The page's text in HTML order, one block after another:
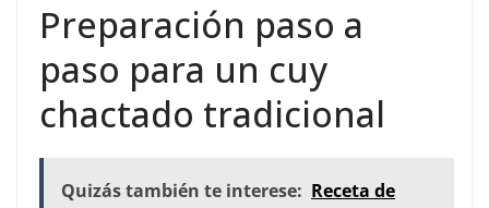
Preparación paso a
paso para un cuy
chactado tradicional
Quizás también te interese: Receta de